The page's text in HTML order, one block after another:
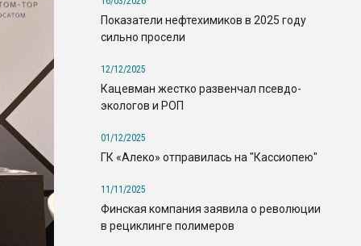
Показатели нефтехимиков в 2025 году
сильно просели
12/12/2025
Кацевман жестко развенчал псевдо-
экологов и РОП
01/12/2025
ГК «Алеко» отправилась на "Кассиопею"
11/11/2025
Финская компания заявила о революции
в рециклинге полимеров